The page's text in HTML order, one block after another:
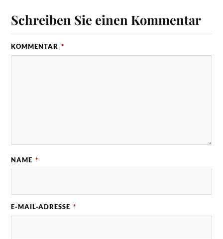
Schreiben Sie einen Kommentar
KOMMENTAR *
NAME *
E-MAIL-ADRESSE *